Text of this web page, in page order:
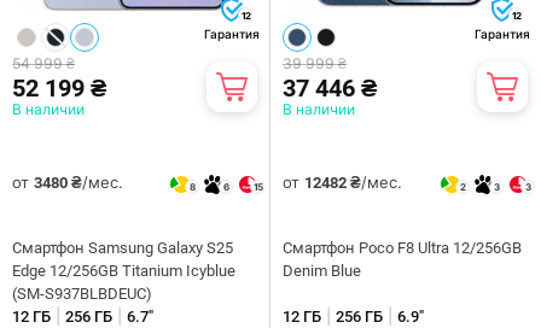
12
Гарантия
54 999 ₴
52 199 ₴
В наличии
от 3480 ₴/мес. 8 6 15
Смартфон Samsung Galaxy S25
Edge 12/256GB Titanium Icyblue
(SM-S937BLBDEUC)
12 ГБ
256 ГБ 6.7"
12
Гарантия
39 999 ₴
37 446 ₴
В наличии
от 12482 ₴/мес. 2 3 3
Смартфон Poco F8 Ultra 12/256GB
Denim Blue
12 ГБ 256 ГБ 6.9"